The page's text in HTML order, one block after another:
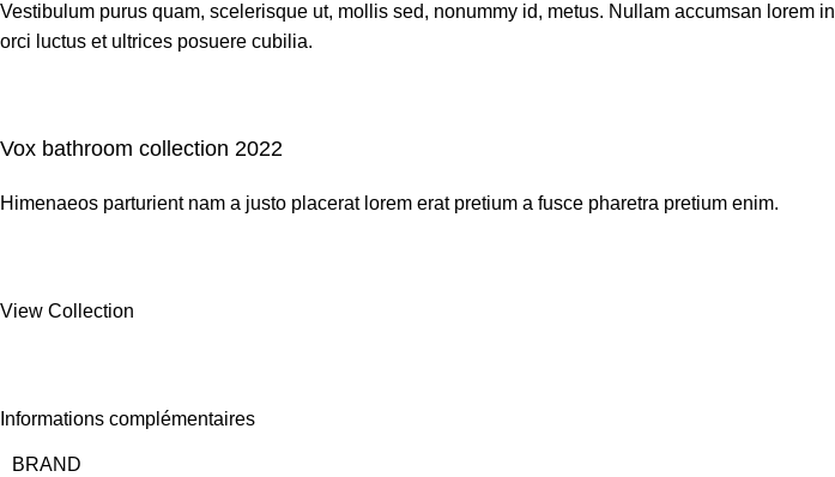
Vestibulum purus quam, scelerisque ut, mollis sed, nonummy id, metus. Nullam accumsan
orci luctus et ultrices posuere cubilia.
Vox bathroom collection 2022
Himenaeos parturient nam a justo placerat lorem erat pretium a fusce pharetra pretium enim.
View Collection
Informations complémentaires
BRAND